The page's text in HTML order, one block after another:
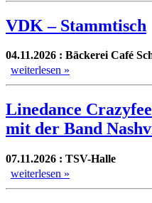
VDK – Stammtisch
04.11.2026 : Bäckerei Café
weiterlesen »
Linedance
mit der Band
07.11.2026 : TSV-Halle
weiterlesen »